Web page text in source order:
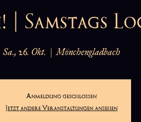
Samstags
Sa., 26. Okt.
  |
Mönchengladbach
Anmeldung geschlossen
Jetzt andere Veranstaltungen ansehen